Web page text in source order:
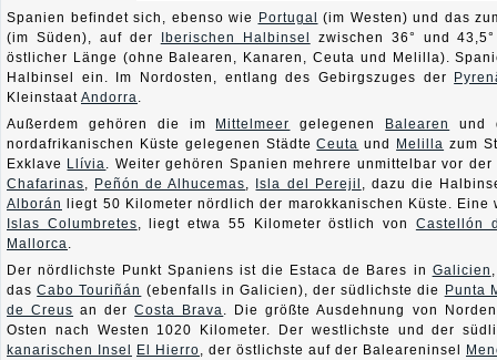
Spanien befindet sich, ebenso wie Portugal
(im Westen) und das
(im Süden), auf der
Iberischen Halbinsel
zwischen 36° und
östlicher Länge (ohne Balearen, Kanaren, Ceuta und Melilla).
Halbinsel ein. Im Nordosten, entlang des Gebirgszuges der
Kleinstaat Andorra.
Außerdem gehören die im
Mittelmeer gelegenen Balearen
und
nordafrikanischen Küste gelegenen StädteCeuta und Melilla zum
Exklave Llívia. Weiter gehören Spanien mehrere unmittelbar vor der
Chafarinas, Peñón de Alhucemas, Isla del Perejil , dazu die
Alborán
liegt 50 Kilometer nördlich der marokkanischen Küste.
Islas Columbretes, liegt etwa 55 Kilometer östlich von Castellón
Mallorca.
Der nördlichste Punkt Spaniens ist die Estaca de Bares in Galicien
dasCabo Touriñán (ebenfalls in Galicien), der südlichste die
Punta
de Creus an derCosta Brava. Die größte Ausdehnung von
Osten nach Westen 1020 Kilometer. Der westlichste und der
kanarischen Insel
El Hierro, der östlichste auf der Baleareninsel